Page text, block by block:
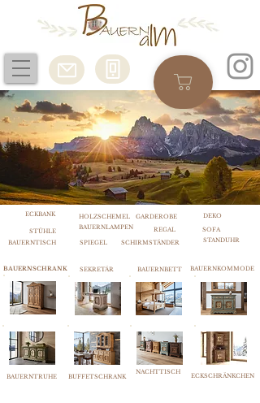
BAUERNTISCH SPIEGEL SCHIRMSTÄNDER
BAUERNSCHRANK SEKRETÄR
BAUERNTRUHE BUFFETSCHRANK
BAUERNBETT
NACHTTISCH
STANDUHR
BAUERNKOMMODE
ECKSCHRÄNKCHEN
BAUERNLAMPEN REGAL SOFA
ECKBANK
STÜHLE
HOLZSCHEMEL GARDEROBE DEKO